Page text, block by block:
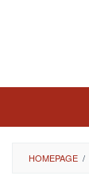
HOMEPAGE /